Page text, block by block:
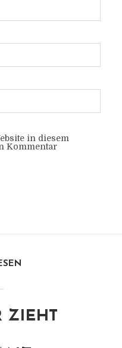
in diesem
Kommentar
ZIEHT